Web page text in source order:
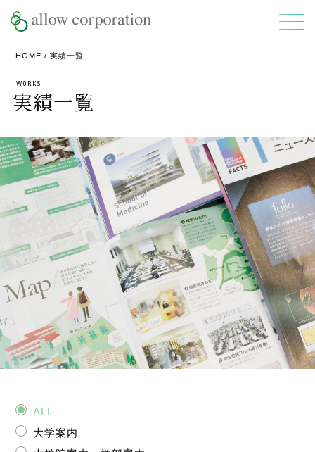
HOME / 実績一覧
WORKS
実績一覧
ALL
大学案内